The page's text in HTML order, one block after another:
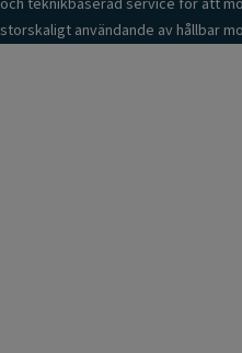
och teknikbaserad service för att
storskaligt användande av hållbar